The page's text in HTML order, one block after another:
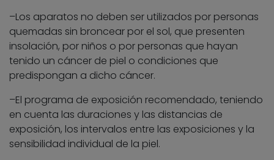
–Los aparatos no deben ser utilizados por personas
quemadas sin broncear por el sol, que presenten
insolación, por niños o por personas que hayan
tenido un cáncer de piel o condiciones que
predispongan a dicho cáncer.
–El programa de exposición recomendado, teniendo
en cuenta las duraciones y las distancias de
exposición, los intervalos entre las exposiciones y la
sensibilidad individual de la piel.